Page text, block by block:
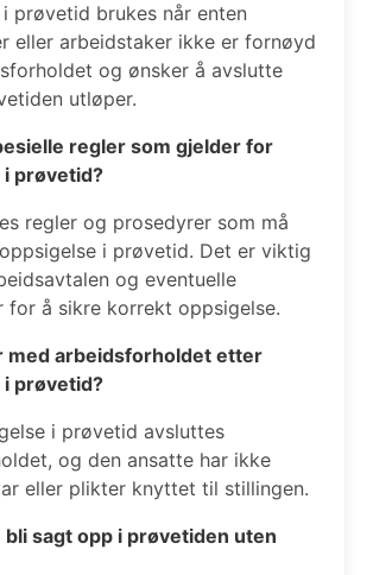
prøvetid brukes når enten
eller arbeidstaker ikke er fornøyd
og ønsker å avslutte
utløper.
regler som gjelder for
prøvetid?
regler og prosedyrer som må
i prøvetid. Det er viktig
og eventuelle
for å sikre korrekt oppsigelse.
med arbeidsforholdet etter
prøvetid?
i prøvetid avsluttes
og den ansatte har ikke
eller plikter knyttet til stillingen.
bli sagt opp i prøvetiden uten